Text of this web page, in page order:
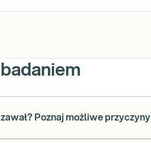
Poznaj możliwe przyczyny